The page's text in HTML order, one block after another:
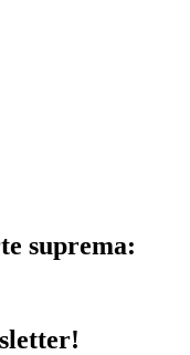
suprema: